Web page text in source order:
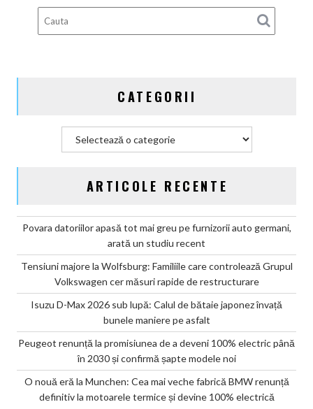
electric
până
modele
CATEGORII
ARTICOLE RECENTE
Povara datoriilor apasă tot mai greu pe furnizorii auto germani,
arată un studiu recent
Tensiuni majore la Wolfsburg: Familiile care controlează Grupul
Volkswagen cer măsuri rapide de restructurare
Isuzu D-Max 2026 sub lupă: Calul de bătaie japonez învață
bunele maniere pe asfalt
Peugeot renunță la promisiunea de a deveni 100% electric până
în 2030 și confirmă șapte modele noi
O nouă eră la Munchen: Cea mai veche fabrică BMW renunță
definitiv la motoarele termice și devine 100% electrică